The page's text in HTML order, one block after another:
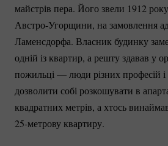
майстрів пера. Його звели 1912
Австро-Угорщини, на замовлення
Ламенсдорфа. Власник будинку
одній із квартир, а решту здавав у
пожильці — люди різних професій і
дозволити собі розкошувати в
квадратних метрів, а хтось
25-метровуквартиру.